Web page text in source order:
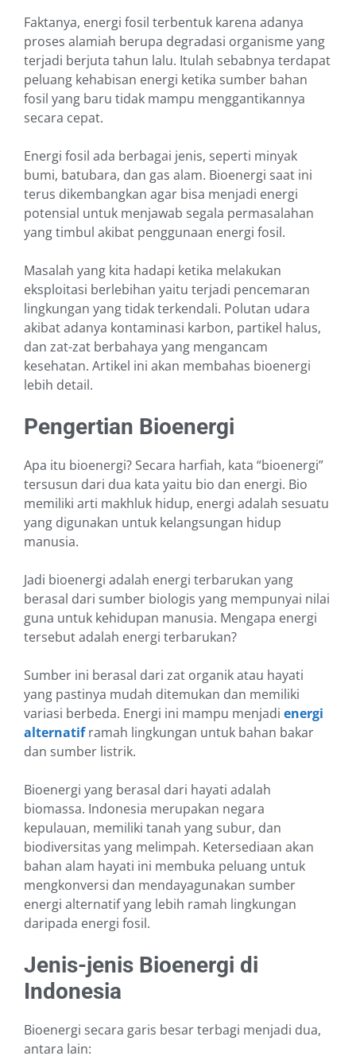
Faktanya, energi fosil terbentuk karena adanya
proses alamiah berupa degradasi organisme yang
terjadi berjuta tahun lalu. Itulah sebabnya terdapat
peluang kehabisan energi ketika sumber bahan
fosil yang baru tidak mampu menggantikannya
secara cepat.
Energi fosil ada berbagai jenis, seperti minyak
bumi, batubara, dan gas alam. Bioenergi saat ini
terus dikembangkan agar bisa menjadi energi
potensial untuk menjawab segala permasalahan
yang timbul akibat penggunaan energi fosil.
Masalah yang kita hadapi ketika melakukan
eksploitasi berlebihan yaitu terjadi pencemaran
lingkungan yang tidak terkendali. Polutan udara
akibat adanya kontaminasi karbon, partikel halus,
dan zat-zat berbahaya yang mengancam
kesehatan. Artikel ini akan membahas bioenergi
lebih detail.
Pengertian Bioenergi
Apa itu bioenergi? Secara harfiah, kata “bioenergi”
tersusun dari dua kata yaitu bio dan energi. Bio
memiliki arti makhluk hidup, energi adalah sesuatu
yang digunakan untuk kelangsungan hidup
manusia.
Jadi bioenergi adalah energi terbarukan yang
berasal dari sumber biologis yang mempunyai nilai
guna untuk kehidupan manusia. Mengapa energi
tersebut adalah energi terbarukan?
Sumber ini berasal dari zat organik atau hayati
yang pastinya mudah ditemukan dan memiliki
variasi berbeda. Energi ini mampu menjadi energi
alternatiframah lingkungan untuk bahan bakar
dan sumber listrik.
Bioenergi yang berasal dari hayati adalah
biomassa. Indonesia merupakan negara
kepulauan, memiliki tanah yang subur, dan
biodiversitas yang melimpah. Ketersediaan akan
bahan alam hayati ini membuka peluang untuk
mengkonversi dan mendayagunakan sumber
energi alternatif yang lebih ramah lingkungan
daripada energi fosil.
Jenis-jenis Bioenergi di
Indonesia
Bioenergi secara garis besar terbagi menjadi dua,
antara lain: